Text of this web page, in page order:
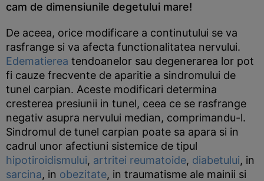
cam de dimensiunile degetului mare!
De aceea, orice modificare a continutului se va
rasfrange si va afecta functionalitatea nervului.
Edematierea tendoanelor sau degenerarea lor pot
fi cauze frecvente de aparitie a sindromului de
tunel carpian. Aceste modificari determina
cresterea presiunii in tunel, ceea ce se rasfrange
negativ asupra nervului median, comprimandu-l.
Sindromul de tunel carpian poate sa apara si in
cadrul unor afectiuni sistemice de tipul
hipotiroidismului, artritei reumatoide, diabetului, in
sarcina, in obezitate, in traumatisme ale mainii si